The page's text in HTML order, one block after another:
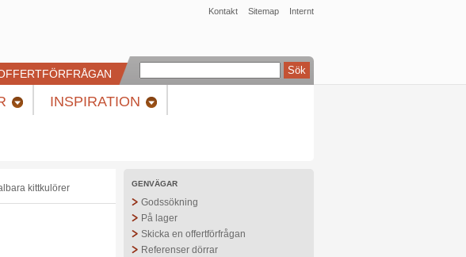
Kontakt Sitemap Internt
INSPIRATION
kittkulörer GENVÄGAR
Godssökning
På lager
Skicka en offertförfrågan
Referenser dörrar